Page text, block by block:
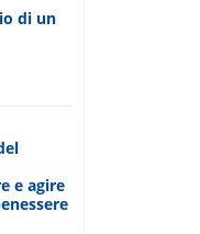
di un
e agire